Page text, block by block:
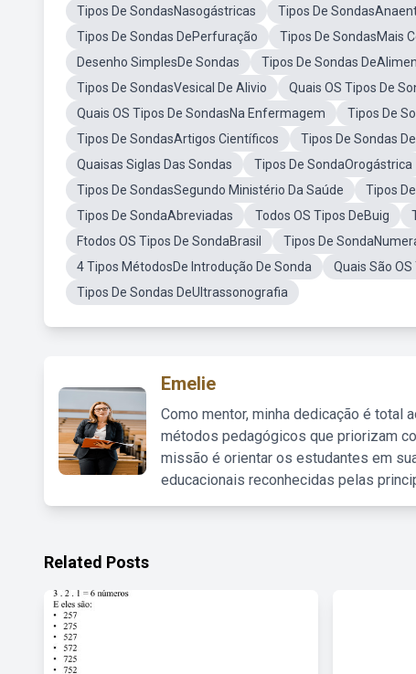
Tipos De SondasNasogástricas
Tipos De
Tipos De Sondas DePerfuração
Tipos De SondasMais
Desenho SimplesDe Sondas
Tipos De Sondas
Tipos De SondasVesical De Alivio
Quais OS Tipos De
Quais OS Tipos De SondasNa Enfermagem
Tipos De
Tipos De SondasArtigos Científicos
Tipos De Sondas
Quaisas Siglas Das Sondas
Tipos De SondaOrogástrica
Tipos De SondasSegundo Ministério Da Saúde
Tipos
Tipos De SondaAbreviadas
Todos OS Tipos DeBuig
Ftodos OS Tipos De SondaBrasil
Tipos De
4 Tipos MétodosDe Introdução De Sonda
Quais São
Tipos De Sondas DeUltrassonografia
Emelie
Como mentor, minha dedicação é total
métodos pedagógicos que priorizam
missão é orientar os estudantes em
educacionais reconhecidas pelas
Related Posts